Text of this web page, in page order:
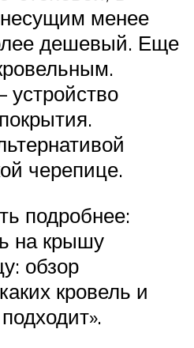
менее
дешевый. Еще
устройство
черепице.
подробнее:
на крышу
обзор
кровель и